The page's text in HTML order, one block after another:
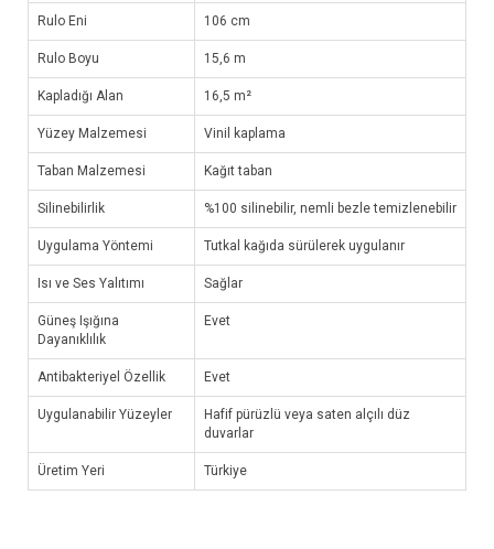
Rulo Eni 106 cm
Rulo Boyu 15,6 m
Kapladığı Alan 16,5 m²
Yüzey Malzemesi Vinil kaplama
Taban Malzemesi Kağıt taban
Silinebilirlik %100 silinebilir, nemli bezle temizlenebilir
Uygulama Yöntemi Tutkal kağıda sürülerek uygulanır
Isı ve Ses Yalıtımı Sağlar
Güneş Işığına
Dayanıklılık
Evet
Antibakteriyel Özellik Evet
Uygulanabilir Yüzeyler
Hafif pürüzlü veya saten alçılı düz
duvarlar
Üretim Yeri Türkiye